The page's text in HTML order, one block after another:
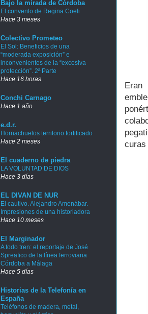
Eran
curas
Bajo la mirada de Córdoba
El convento de Regina Coeli
Hace 3 meses
Colectivo Prometeo
El Sol: Beneficios de una
“moderada exposición” e
inconvenientes de la “excesiva
protección”. 2ª Parte
Hace 16 horas
Conchi Carnago
Hace 1 año
e.d.r.
Hornachuelos territorio fortificado
Hace 2 meses
El cuaderno de piedra
LA VOLUNTAD DE DIOS
Hace 3 días
EL DIVAN DE NUR
El cautivo. Alejandro Amenábar.
Impresiones de una historiadora
Hace 10 meses
El Marginador
A todo tren: el reportaje de José
Spreafico de la línea ferroviaria
Córdoba a Málaga
Hace 5 días
Historias de la Telefonía en
España
Teléfonos de madera, metal,